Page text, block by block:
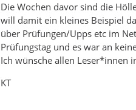
Die Wochen davor sind die
will damit ein kleines Beispiel
über Prüfungen/Upps etc im
Prüfungstag und es war an
Ich wünsche allen Leser*innen
KT